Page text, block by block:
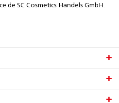
de SC Cosmetics Handels GmbH.